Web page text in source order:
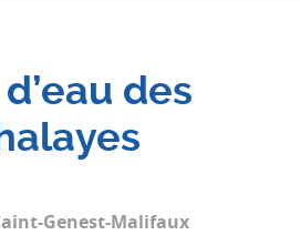
des
Genest-Malifaux